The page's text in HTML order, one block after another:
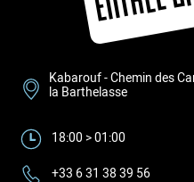
Kabarouf - Chemin des
la Barthelasse
18:00 > 01:00
+33 6 31 38 39 56